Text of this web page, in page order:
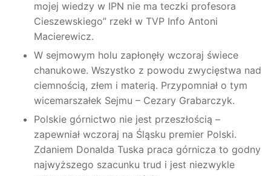
mojej wiedzy w IPN nie ma teczki profesora
Cieszewskiego” rzekł w TVP Info Antoni
Macierewicz.
W sejmowym holu zapłonęły wczoraj świece
chanukowe. Wszystko z powodu zwycięstwa nad
ciemnością, złem i materią. Przypomniał o tym
wicemarszałek Sejmu – Cezary Grabarczyk.
Polskie górnictwo nie jest przeszłością –
zapewniał wczoraj na Śląsku premier Polski.
Zdaniem Donalda Tuska praca górnicza to godny
najwyższego szacunku trud i jest niezwykle